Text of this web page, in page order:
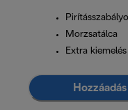
Morzsatálca
Extra